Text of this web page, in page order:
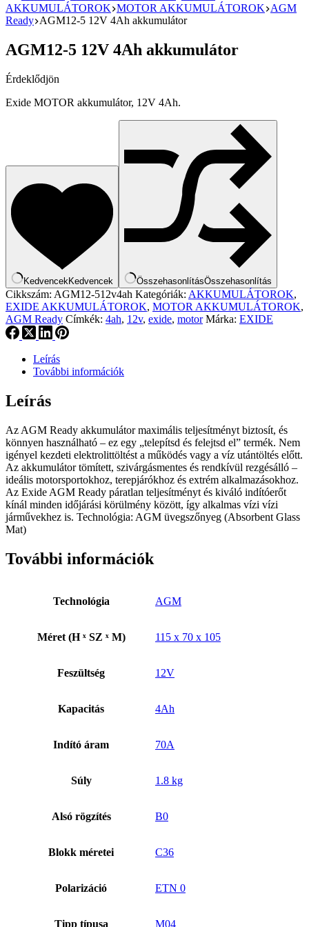
AKKUMULÁTOROK MOTOR AKKUMULÁTOROK AGM
Ready AGM12-5 12V 4Ah akkumulátor
AGM12-5 12V 4Ah akkumulátor
Érdeklődjön
Exide MOTOR akkumulátor, 12V 4Ah.
Kedvencek Kedvencek ÖsszehasonlításÖsszehasonlítás
Cikkszám: AGM12-512v4ah Kategóriák: AKKUMULÁTOROK,
EXIDE AKKUMULÁTOROK, MOTOR AKKUMULÁTOROK,
AGM Ready Címkék: 4ah, 12v, exide, motor Márka: EXIDE
Leírás
További információk
Leírás
Az AGM Ready akkumulátor maximális teljesítményt biztosít, és
könnyen használható – ez egy „telepítsd és felejtsd el” termék. Nem
igényel kezdeti elektrolittöltést a működés vagy a víz utántöltés előtt.
Az akkumulátor tömített, szivárgásmentes és rendkívül rezgésálló –
ideális motorsportokhoz, terepjárókhoz és extrém alkalmazásokhoz.
Az Exide AGM Ready páratlan teljesítményt és kiváló indítóerőt
kínál minden időjárási körülmény között, így alkalmas vízi vízi
járművekhez is. Technológia: AGM üvegszőnyeg (Absorbent Glass
Mat)
További információk
Technológia AGM
Méret (H ˣ SZ ˣ M) 115 x 70 x 105
Feszültség 12V
Kapacitás 4Ah
Indító áram 70A
Súly 1.8 kg
Alsó rögzítés B0
Blokk méretei C36
Polarizáció ETN 0
Tipp típusa M04